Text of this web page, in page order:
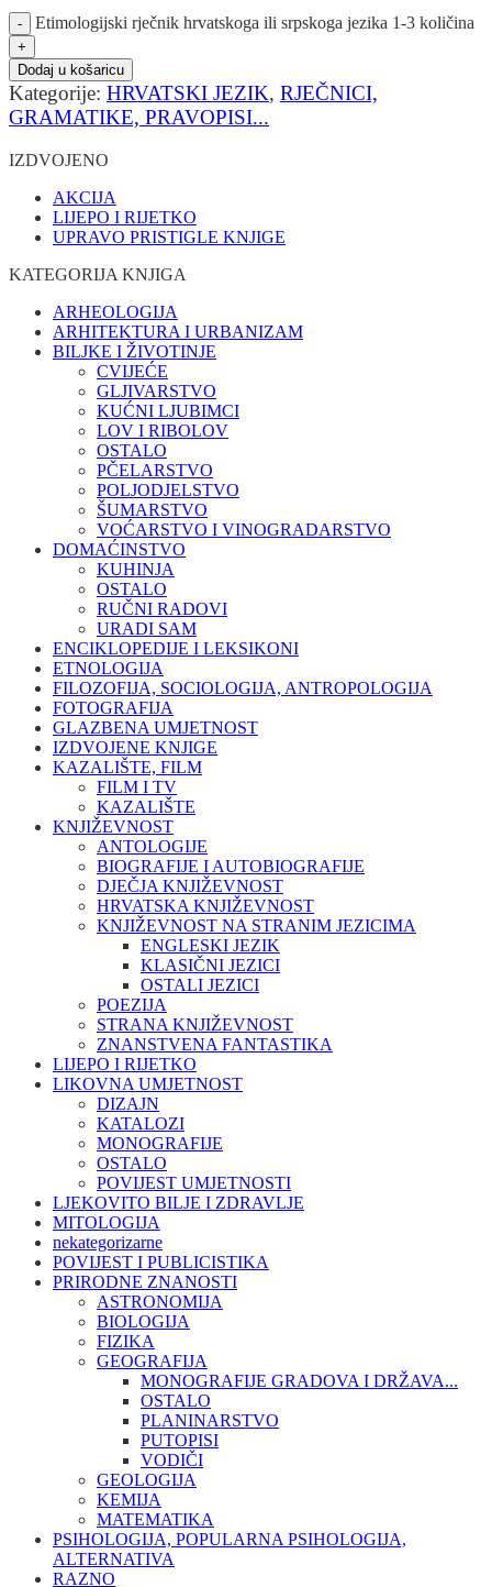
Etimologijski rječnik hrvatskoga ili srpskoga jezika 1-3 količina
Dodaj u košaricu
Kategorije: HRVATSKI JEZIK, RJEČNICI,
GRAMATIKE, PRAVOPISI...
IZDVOJENO
AKCIJA
LIJEPO I RIJETKO
UPRAVO PRISTIGLE KNJIGE
KATEGORIJA KNJIGA
ARHEOLOGIJA
ARHITEKTURA I URBANIZAM
BILJKE I ŽIVOTINJE
CVIJEĆE
GLJIVARSTVO
KUĆNI LJUBIMCI
LOV I RIBOLOV
OSTALO
PČELARSTVO
POLJODJELSTVO
ŠUMARSTVO
VOĆARSTVO I VINOGRADARSTVO
DOMAĆINSTVO
KUHINJA
OSTALO
RUČNI RADOVI
URADI SAM
ENCIKLOPEDIJE I LEKSIKONI
ETNOLOGIJA
FILOZOFIJA, SOCIOLOGIJA, ANTROPOLOGIJA
FOTOGRAFIJA
GLAZBENA UMJETNOST
IZDVOJENE KNJIGE
KAZALIŠTE, FILM
FILM I TV
KAZALIŠTE
KNJIŽEVNOST
ANTOLOGIJE
BIOGRAFIJE I AUTOBIOGRAFIJE
DJEČJA KNJIŽEVNOST
HRVATSKA KNJIŽEVNOST
KNJIŽEVNOST NA STRANIM JEZICIMA
ENGLESKI JEZIK
KLASIČNI JEZICI
OSTALI JEZICI
POEZIJA
STRANA KNJIŽEVNOST
ZNANSTVENA FANTASTIKA
LIJEPO I RIJETKO
LIKOVNA UMJETNOST
DIZAJN
KATALOZI
MONOGRAFIJE
OSTALO
POVIJEST UMJETNOSTI
LJEKOVITO BILJE I ZDRAVLJE
MITOLOGIJA
nekategorizarne
POVIJEST I PUBLICISTIKA
PRIRODNE ZNANOSTI
ASTRONOMIJA
BIOLOGIJA
FIZIKA
GEOGRAFIJA
MONOGRAFIJE GRADOVA I DRŽAVA...
OSTALO
PLANINARSTVO
PUTOPISI
VODIČI
GEOLOGIJA
KEMIJA
MATEMATIKA
PSIHOLOGIJA, POPULARNA PSIHOLOGIJA,
ALTERNATIVA
RAZNO